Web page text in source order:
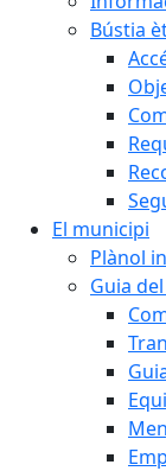
Bústia
El municipi
Plànol
Guia